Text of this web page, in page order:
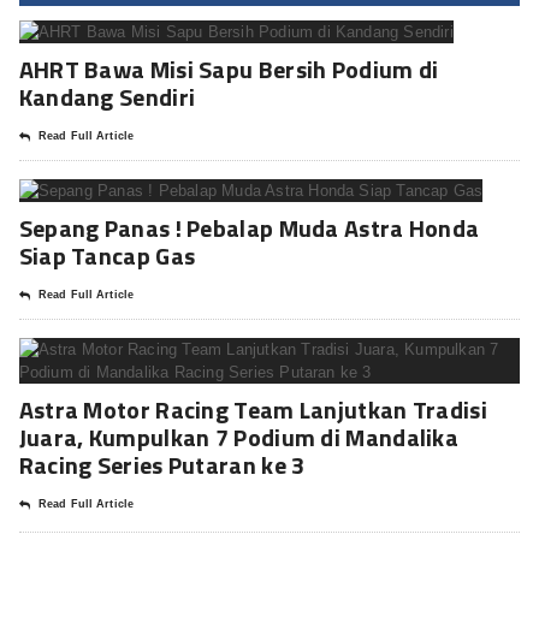
AHRT Bawa Misi Sapu Bersih Podium di
Kandang Sendiri
Read Full Article
Sepang Panas ! Pebalap Muda Astra Honda
Siap Tancap Gas
Read Full Article
Astra Motor Racing Team Lanjutkan Tradisi
Juara, Kumpulkan 7 Podium di Mandalika
Racing Series Putaran ke 3
Read Full Article